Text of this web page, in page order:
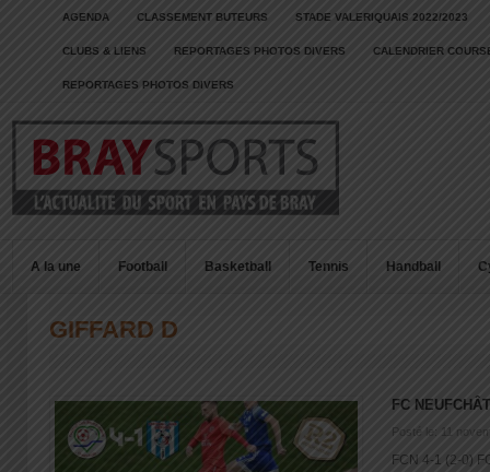
AGENDA CLASSEMENT BUTEURS STADE VALERIQUAIS 2022/2023
CLUBS & LIENS REPORTAGES PHOTOS DIVERS CALENDRIER
REPORTAGES PHOTOS DIVERS
A la une Football Basketball Tennis Handball
GIFFARD D
FC
Posté le: 11
FCN 4-1 (2-0)